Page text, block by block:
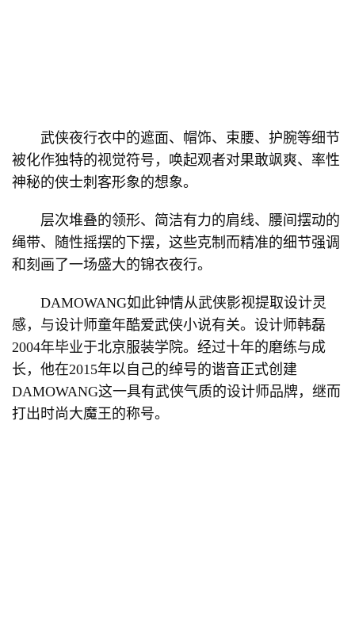
武侠夜行衣中的遮面、帽饰、束腰、护腕等细节
被化作独特的视觉符号，唤起观者对果敢飒爽、率性
神秘的侠士刺客形象的想象。
层次堆叠的领形、简洁有力的肩线、腰间摆动的
绳带、随性摇摆的下摆，这些克制而精准的细节强调
和刻画了一场盛大的锦衣夜行。
DAMOWANG如此钟情从武侠影视提取设计灵
感，与设计师童年酷爱武侠小说有关。设计师韩磊
2004年毕业于北京服装学院。经过十年的磨练与成
长，他在2015年以自己的绰号的谐音正式创建
DAMOWANG这一具有武侠气质的设计师品牌，继而
打出时尚大魔王的称号。